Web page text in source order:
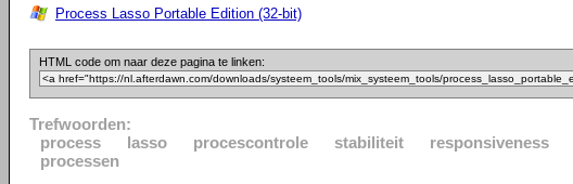
Process Lasso Portable Edition (32-bit)
HTML code om naar deze pagina te linken:
Trefwoorden:
process
lasso procescontrole stabiliteit responsiveness
processen